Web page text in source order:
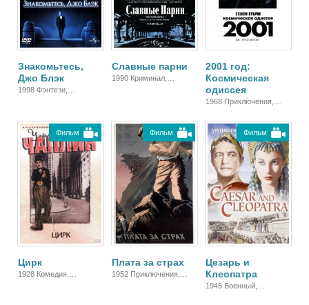
Знакомьтесь,
Джо Блэк
1998 Фэнтези,
Славные парни
1990 Криминал,
2001 год:
Космическая
одиссея
1968 Приключения,
Зарубежный
Фильм
Цирк
1928 Комедия,
Фильм
Плата за страх
1952 Приключения,
Фильм
Цезарь и
Клеопатра
1945 Военный,